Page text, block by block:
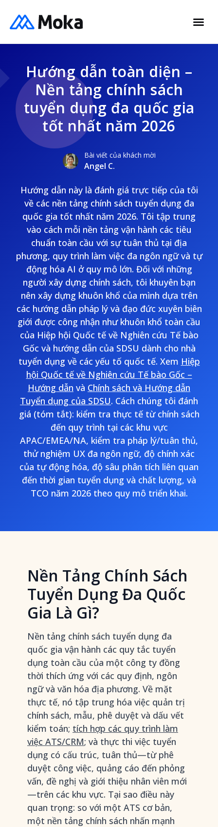
Hướng dẫn toàn diện –
Nền tảng chính sách
tuyển dụng đa quốc gia
tốt nhất năm 2026
Bài viết của khách mời
Angel C.
Hướng dẫn này là đánh giá trực tiếp của tôi
về các nền tảng chính sách tuyển dụng đa
quốc gia tốt nhất năm 2026. Tôi tập trung
vào cách mỗi nền tảng vận hành các tiêu
chuẩn toàn cầu với sự tuân thủ tại địa
phương, quy trình làm việc đa ngôn ngữ và tự
động hóa AI ở quy mô lớn. Đối với những
người xây dựng chính sách, tôi khuyên bạn
nên xây dựng khuôn khổ của mình dựa trên
các hướng dẫn pháp lý và đạo đức xuyên biên
giới được công nhận như khuôn khổ toàn cầu
của Hiệp hội Quốc tế về Nghiên cứu Tế bào
Gốc và hướng dẫn của SDSU dành cho nhà
tuyển dụng về các yếu tố quốc tế. Xem Hiệp
hội Quốc tế về Nghiên cứu Tế bào Gốc –
Hướng dẫn và Chính sách và Hướng dẫn
Tuyển dụng của SDSU. Cách chúng tôi đánh
giá (tóm tắt): kiểm tra thực tế từ chính sách
đến quy trình tại các khu vực
APAC/EMEA/NA, kiểm tra pháp lý/tuân thủ,
thử nghiệm UX đa ngôn ngữ, độ chính xác
của tự động hóa, độ sâu phân tích liên quan
đến thời gian tuyển dụng và chất lượng, và
TCO năm 2026 theo quy mô triển khai.
Nền Tảng Chính Sách
Tuyển Dụng Đa Quốc
Gia Là Gì?
Nền tảng chính sách tuyển dụng đa
quốc gia vận hành các quy tắc tuyển
dụng toàn cầu của một công ty đồng
thời thích ứng với các quy định, ngôn
ngữ và văn hóa địa phương. Về mặt
thực tế, nó tập trung hóa việc quản trị
chính sách, mẫu, phê duyệt và dấu vết
kiểm toán; tích hợp các quy trình làm
việc ATS/CRM; và thực thi việc tuyển
dụng có cấu trúc, tuân thủ—từ phê
duyệt công việc, quảng cáo đến phỏng
vấn, đề nghị và giới thiệu nhân viên mới
—trên các khu vực. Tại sao điều này
quan trọng: so với một ATS cơ bản,
một nền tảng chính sách nhấn mạnh